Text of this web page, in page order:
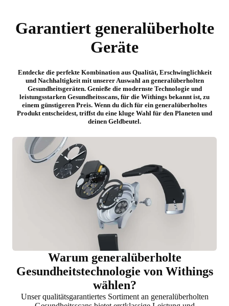
Garantiert generalüberholte
Geräte
Entdecke die perfekte Kombination aus Qualität, Erschwinglichkeit
und Nachhaltigkeit mit unserer Auswahl an generalüberholten
Gesundheitsgeräten. Genieße die modernste Technologie und
leistungsstarken Gesundheitsscans, für die Withings bekannt ist, zu
einem günstigeren Preis. Wenn du dich für ein generalüberholtes
Produkt entscheidest, triffst du eine kluge Wahl für den Planeten und
deinen Geldbeutel.
Warum generalüberholte
Gesundheitstechnologie von Withings
wählen?
Unser qualitätsgarantiertes Sortiment an generalüberholten